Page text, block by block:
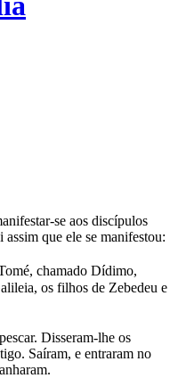
se aos discípulos
que ele se manifestou:
chamado Dídimo,
os filhos de Zebedeu e
Disseram-lhe os
Saíram, e entraram no